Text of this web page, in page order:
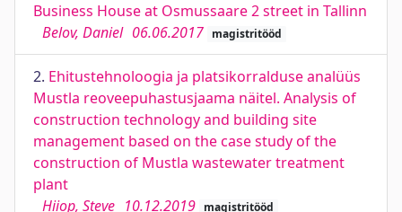
Business House at Osmussaare 2 street in Tallinn
Belov, Daniel 06.06.2017 magistritööd
2. Ehitustehnoloogia ja platsikorralduse analüüs
Mustla reoveepuhastusjaama näitel. Analysis of
construction technology and building site
management based on the case study of the
construction of Mustla wastewater treatment
plant
Hiiop, Steve 10.12.2019 magistritööd